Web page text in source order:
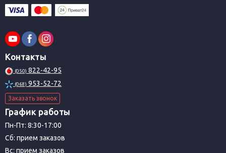
Контакты
(050) 822-42-95
(068) 953-52-72
Заказать звонок
График работы
Пн-Пт: 8:30-17:00
Сб: прием заказов
Вс: прием заказов